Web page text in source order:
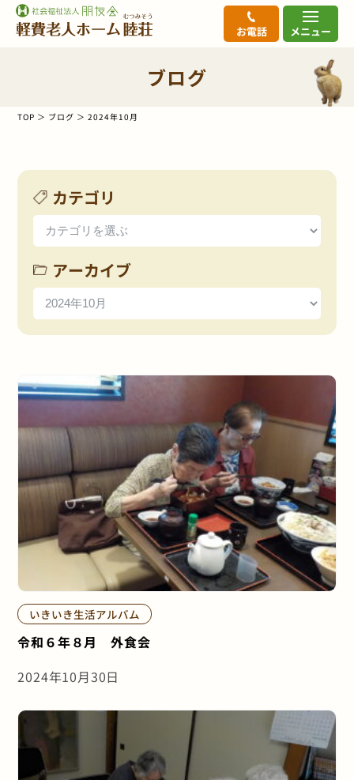
メニュー
お電話
ブログ
TOP ブログ 2024年10月
カテゴリ
アーカイブ
いきいき生活アルバム
令和６年８月 外食会
2024年10月30日